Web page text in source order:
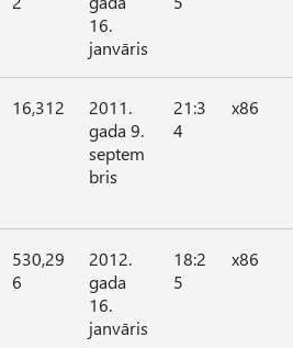
16.
janvāris
16,312
2011.
gada 9.
septem
bris
21:3
4
x86
530,29
6
2012.
gada
16.
janvāris
18:2
5
x86